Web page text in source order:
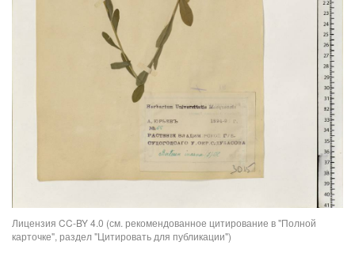
Лицензия CC-BY 4.0 (см. рекомендованное цитирование в "Полной
карточке", раздел "Цитировать для публикации")